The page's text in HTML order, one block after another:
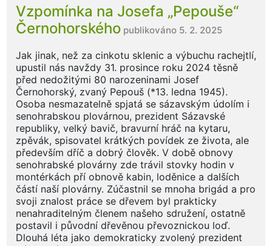
Vzpomínka na Josefa „Pepouše“
Černohorského publikováno 5. 2. 2025
Jak jinak, než za cinkotu sklenic a výbuchu rachejtlí,
upustil nás navždy 31. prosince roku 2024 těsně
před nedožitými 80 narozeninami Josef
Černohorský, zvaný Pepouš (*13. ledna 1945).
Osoba nesmazatelně spjatá se sázavským údolím i
senohrabskou plovárnou, prezident Sázavské
republiky, velký bavič, bravurní hráč na kytaru,
zpěvák, spisovatel krátkých povídek ze života, ale
především dříč a dobrý člověk. V době obnovy
senohrabské plovárny zde trávil stovky hodin v
montérkách pří obnově kabin, loděnice a dalších
částí naší plovárny. Zúčastnil se mnoha brigád a pro
svoji znalost práce se dřevem byl prakticky
nenahraditelným členem našeho sdružení, ostatně
postavil i původní dřevěnou převoznickou loď.
Dlouhá léta jako demokraticky zvolený prezident